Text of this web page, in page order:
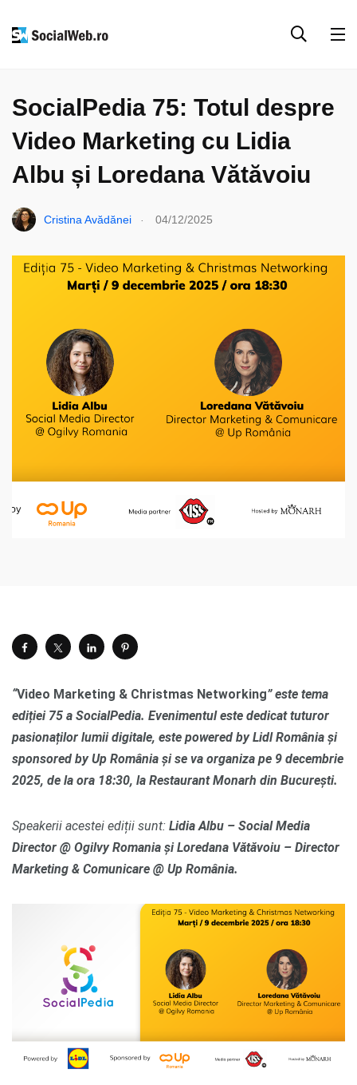
SocialPedia 75: Totul despre
Video Marketing cu Lidia
Albu și Loredana Vătăvoiu
Cristina Avădănei 04/12/2025
“Video Marketing & Christmas Networking” este tema
ediției 75 a SocialPedia. Evenimentul este dedicat tuturor
pasionaților lumii digitale, este powered by Lidl România și
sponsored by Up România și se va organiza pe 9 decembrie
2025, de la ora 18:30, la Restaurant Monarh din București.
Speakerii acestei ediții sunt: Lidia Albu – Social Media
Director @ Ogilvy Romania șiLoredana Vătăvoiu – Director
Marketing & Comunicare @ Up România.